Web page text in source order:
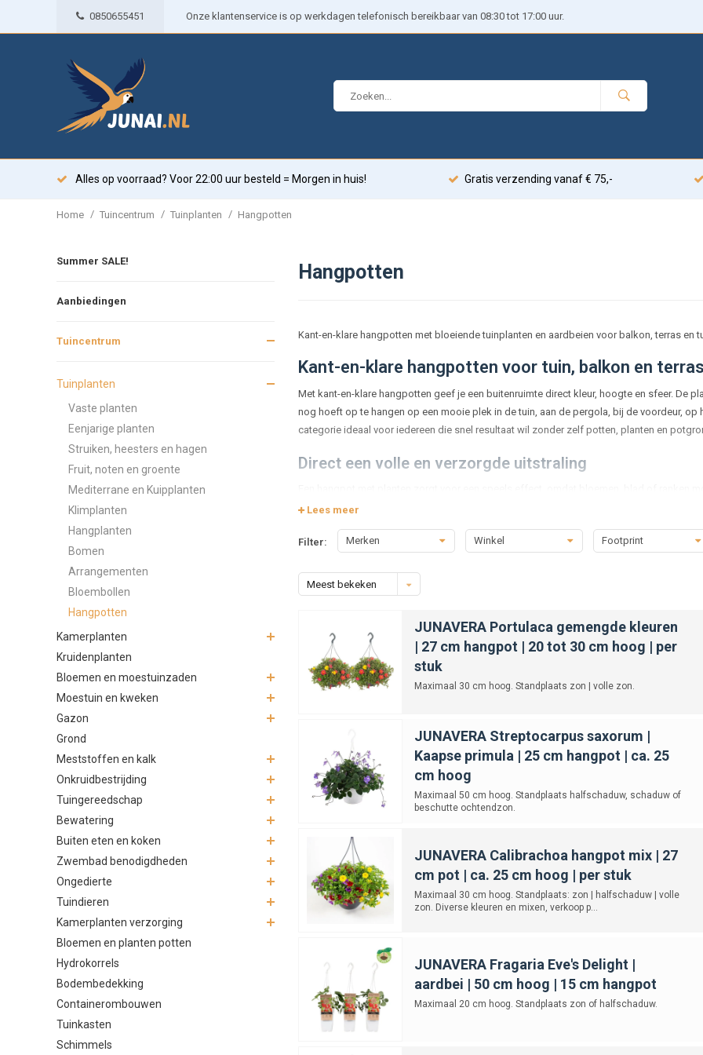
0850655451 Onze klantenservice is op werkdagen telefonisch bereikbaar van 08:30 tot 17:00 uur.
Alles op voorraad? Voor 22:00 uur besteld = Morgen in huis! Gratis verzending vanaf € 75,-
Home / Tuincentrum / Tuinplanten / Hangpotten
Summer SALE!
Aanbiedingen
Tuincentrum
Tuinplanten
Vaste planten
Eenjarige planten
Struiken, heesters en hagen
Fruit, noten en groente
Mediterrane en Kuipplanten
Klimplanten
Hangplanten
Bomen
Arrangementen
Bloembollen
Hangpotten
Kamerplanten
Kruidenplanten
Bloemen en moestuinzaden
Moestuin en kweken
Gazon
Grond
Meststoffen en kalk
Onkruidbestrijding
Tuingereedschap
Bewatering
Buiten eten en koken
Zwembad benodigdheden
Ongedierte
Tuindieren
Kamerplanten verzorging
Bloemen en planten potten
Hydrokorrels
Bodembedekking
Containerombouwen
Tuinkasten
Schimmels
Hangpotten
Kant-en-klare hangpotten met bloeiende tuinplanten en aardbeien voor balkon, terras en
Kant-en-klare hangpotten voor tuin, balkon en terras
Met kant-en-klare hangpotten geef je een buitenruimte direct kleur, hoogte en sfeer. De
nog hoeft op te hangen op een mooie plek in de tuin, aan de pergola, bij de voordeur,
categorie ideaal voor iedereen die snel resultaat wil zonder zelf potten, planten en
Direct een volle en verzorgde uitstraling
ruimte is voor grote potten of borders zijn hangpotten een slimme keuze. Je benut de
Bloeiende eenjarige planten in hangpot
Veel kant-en-klare hangpotten zijn gevuld met
die uitbundig bloeien
hun recht in een hangpot. Ze vullen de pot snel op en laten bloemen sierlijk naar beneden
Bij het kiezen van een bloeiende hangpot is de standplaats belangrijk. Veel
vaak rijker, terwijl een beschutte positie helpt om de bloemen mooi te houden bij wind
de hoeveelheid zon op jouw balkon, terras of tuinplek.
Naast sierlijke bloemen zijn ookaardbeien in hangpoteen leuke keuze. Ze combineren
voor kleine tuinen, balkons en terrassen. Doordat de plant verhoogd hangt, blijven de
aardbeienhangpot bij de keukendeur of zithoek geeft bovendien een gezellige, zomerse
Waar hang je een hangpot op?
Hangpotten komen het best tot hun recht op een plek waar ze voldoende licht krijgen en
zijn onder andere:
aan een pergola, overkapping of veranda
aan een stevige muurhaak of schuttinghaak
bij de entree of langs een tuinpad
Let erop dat de ophanging stevig genoeg is voor het gewicht van de pot, de natte
hangpot namelijk aanzienlijk zwaarder zijn.
Verzorging van kant-en-klare hangpotten
Lees meer
Filter: Merken Winkel Footprint
Meest bekeken
JUNAVERA Portulaca gemengde kleuren
| 27 cm hangpot | 20 tot 30 cm hoog | per
stuk
Maximaal 30 cm hoog. Standplaats zon | volle zon.
JUNAVERA Streptocarpus saxorum |
Kaapse primula | 25 cm hangpot | ca. 25
cm hoog
Maximaal 50 cm hoog. Standplaats halfschaduw, schaduw of
beschutte ochtendzon.
JUNAVERA Calibrachoa hangpot mix | 27
cm pot | ca. 25 cm hoog | per stuk
Maximaal 30 cm hoog. Standplaats: zon | halfschaduw | volle
zon. Diverse kleuren en mixen, verkoop p...
JUNAVERA Fragaria Eve's Delight |
aardbei | 50 cm hoog | 15 cm hangpot
Maximaal 20 cm hoog. Standplaats zon of halfschaduw.